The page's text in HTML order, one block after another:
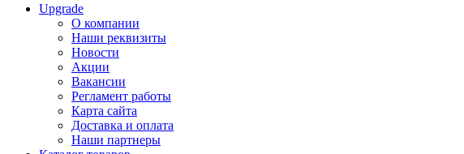
Upgrade
О компании
Наши реквизиты
Новости
Акции
Вакансии
Регламент работы
Карта сайта
Доставка и оплата
Наши партнеры